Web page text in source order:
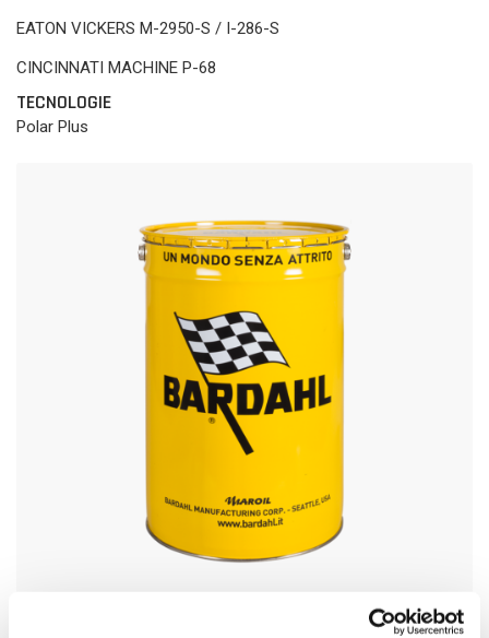
EATON VICKERS M-2950-S / I-286-S
CINCINNATI MACHINE P-68
TECNOLOGIE
Polar Plus